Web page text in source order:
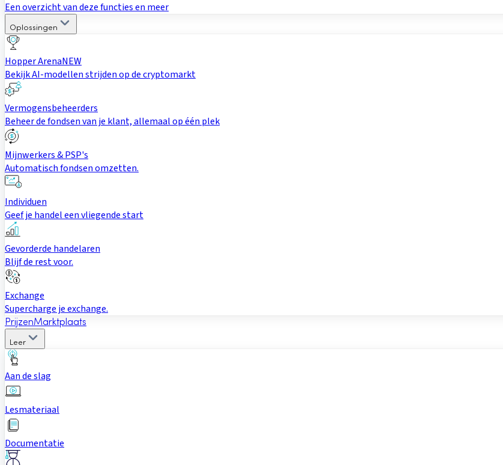
Een overzicht van deze functies en meer
Oplossingen
Hopper ArenaNEW
Bekijk AI-modellen strijden op de cryptomarkt
Vermogensbeheerders
Beheer de fondsen van je klant, allemaal op één plek
Mijnwerkers & PSP's
Automatisch fondsen omzetten.
Individuen
Geef je handel een vliegende start
Gevorderde handelaren
Blijf de rest voor.
Exchange
Supercharge je exchange.
PrijzenMarktplaats
Leer
Aan de slag
Lesmateriaal
Documentatie